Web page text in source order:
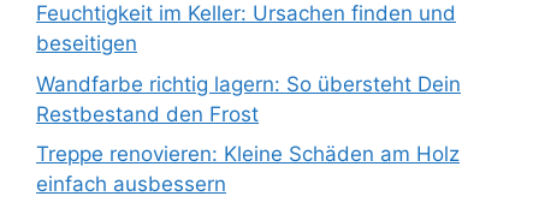
Feuchtigkeit im Keller: Ursachen finden und
beseitigen
Wandfarbe richtig lagern: So übersteht Dein
Restbestand den Frost
Treppe renovieren: Kleine Schäden am Holz
einfach ausbessern